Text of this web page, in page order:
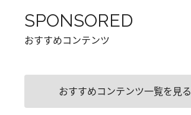
SPONSORED
おすすめコンテンツ
おすすめコンテンツ一覧を見る